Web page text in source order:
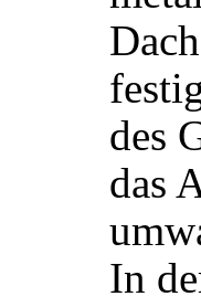
des
das
In